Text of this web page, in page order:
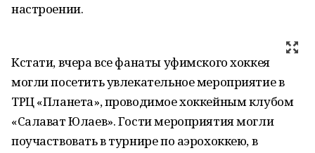
настроении.
Кстати, вчера все фанаты уфимского хоккея
могли посетить увлекательное мероприятие в
ТРЦ «Планета», проводимое хоккейным клубом
«Салават Юлаев». Гости мероприятия могли
поучаствовать в турнире по аэрохоккею, в